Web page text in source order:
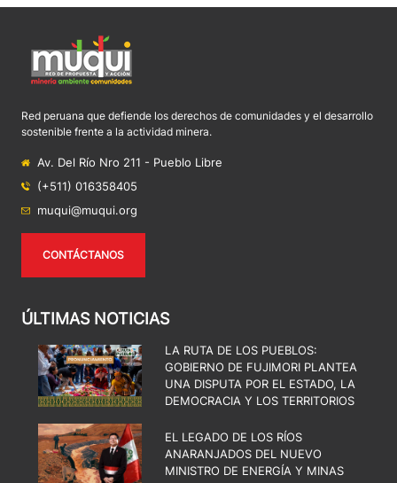
Red peruana que defiende los derechos de comunidades y el desarrollo
sostenible frente a la actividad minera.
Av. Del Río Nro 211 - Pueblo Libre
(+511) 016358405
muqui@muqui.org
CONTÁCTANOS
ÚLTIMAS NOTICIAS
LA RUTA DE LOS PUEBLOS:
GOBIERNO DE FUJIMORI PLANTEA
UNA DISPUTA POR EL ESTADO, LA
DEMOCRACIA Y LOS TERRITORIOS
EL LEGADO DE LOS RÍOS
ANARANJADOS DEL NUEVO
MINISTRO DE ENERGÍA Y MINAS